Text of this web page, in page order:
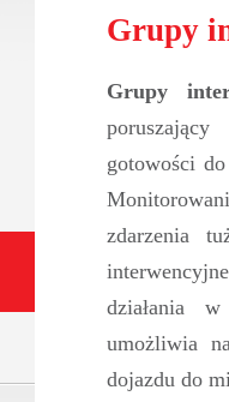
Grupy
Grupy
gotowości
zdarzenia
działania
umożliwia
dojazdu do